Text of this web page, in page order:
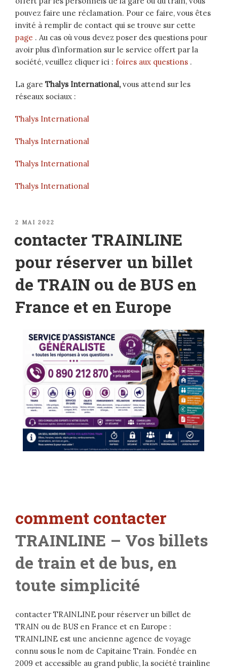
pouvez faire une réclamation. Pour ce faire, vous êtes
invité à remplir de contact qui se trouve sur cette
page . Au cas où vous devez poser des questions pour
avoir plus d’information sur le service offert par la
société, veuillez cliquer ici : foires aux questions .
La gare Thalys International,vous attend sur les
réseaux sociaux :
Thalys International
Thalys International
Thalys International
Thalys International
PUBLIÉ
2 MAI 2022
contacter TRAINLINE
pour réserver un billet
de TRAIN ou de BUS en
France et en Europe
comment contacter
TRAINLINE – Vos billets
de train et de bus, en
toute simplicité
contacter TRAINLINE pour réserver un billet de
TRAIN ou de BUS en France et en Europe :
TRAINLINE est une ancienne agence de voyage
connu sous le nom de Capitaine Train. Fondée en
2009 et accessible au grand public, la société trainline